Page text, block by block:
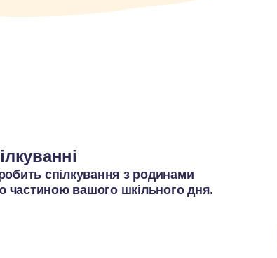
спілкування з родинами
частиною вашого шкільного дня.